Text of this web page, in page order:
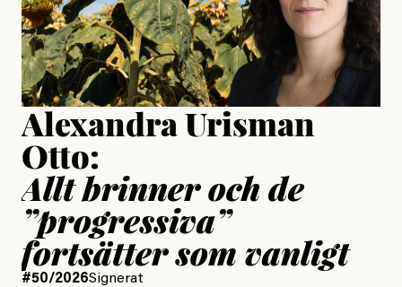
Jesper Lundby
Publicerad15 July, 2026
Uppdaterad15 July, 2026
Alexandra Urisman
Otto:
Allt brinner och de
”progressiva”
fortsätter som vanligt
#50/2026Signerat